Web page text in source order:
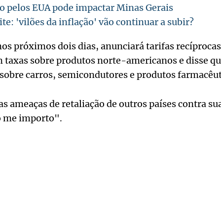
pelos EUA pode impactar Minas Gerais
'vilões da inflação' vão continuar a subir?
próximos dois dias, anunciará tarifas
taxas sobre produtos norte-americanos e disse
carros, semicondutores e produtos
ameaças de retaliação de outros países contra
me importo".